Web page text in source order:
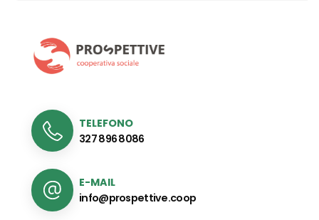
TELEFONO
327 896 8086
E-MAIL
info@prospettive.coop